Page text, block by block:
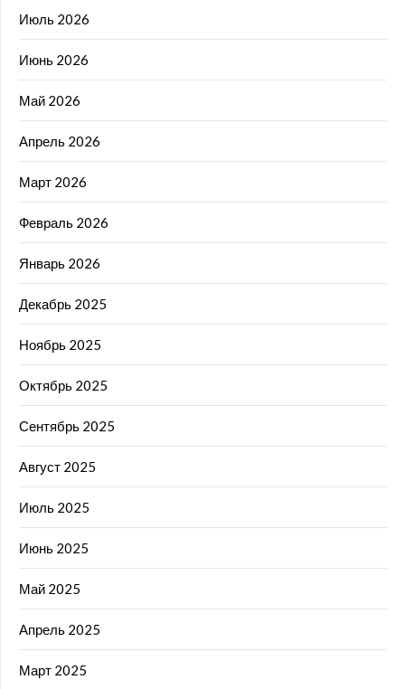
Июль 2026
Июнь 2026
Май 2026
Апрель 2026
Март 2026
Февраль 2026
Январь 2026
Декабрь 2025
Ноябрь 2025
Октябрь 2025
Сентябрь 2025
Август 2025
Июль 2025
Июнь 2025
Май 2025
Апрель 2025
Март 2025